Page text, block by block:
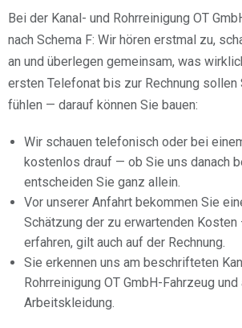
Bei der Kanal- und Rohrreinigung OT
nach Schema F: Wir hören erstmal zu,
an und überlegen gemeinsam, was
ersten Telefonat bis zur Rechnung
fühlen — darauf können Sie bauen:
Wir schauen telefonisch oder bei
kostenlos drauf — ob Sie uns danach
entscheiden Sie ganz allein.
Vor unserer Anfahrt bekommen Sie
Schätzung der zu erwartenden
erfahren, gilt auch auf der Rechnung.
Sie erkennen uns am beschrifteten
Rohrreinigung OT GmbH-Fahrzeug
Arbeitskleidung.